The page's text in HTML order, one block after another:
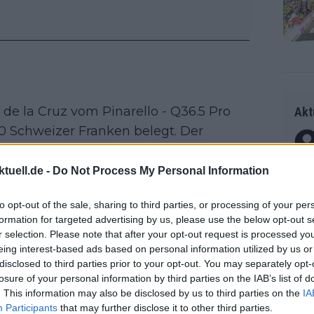
- Do Not Process My Personal Information
opt-out of the sale, sharing to third parties, or processing of your
for targeted advertising by us, please use the below opt-out
selection. Please note that after your opt-out request is processed
interest-based ads based on personal information utilized by us
to third parties prior to your opt-out. You may separately
of your personal information by third parties on the IAB’s list of
This information may also be disclosed by us to third parties on the
Participants that may further disclose it to other third parties.
la Cruz vom Pinarello - Q36.5 Pro
Schweizer Franken belegt. Der
und Schädigung des Ansehens
ss
as
et.